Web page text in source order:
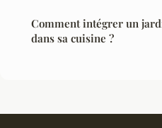
Comment intégrer un
dans sa cuisine ?